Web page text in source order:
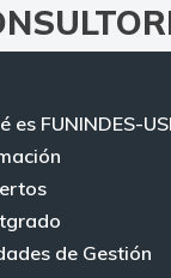
es FUNINDES-
de Gestión